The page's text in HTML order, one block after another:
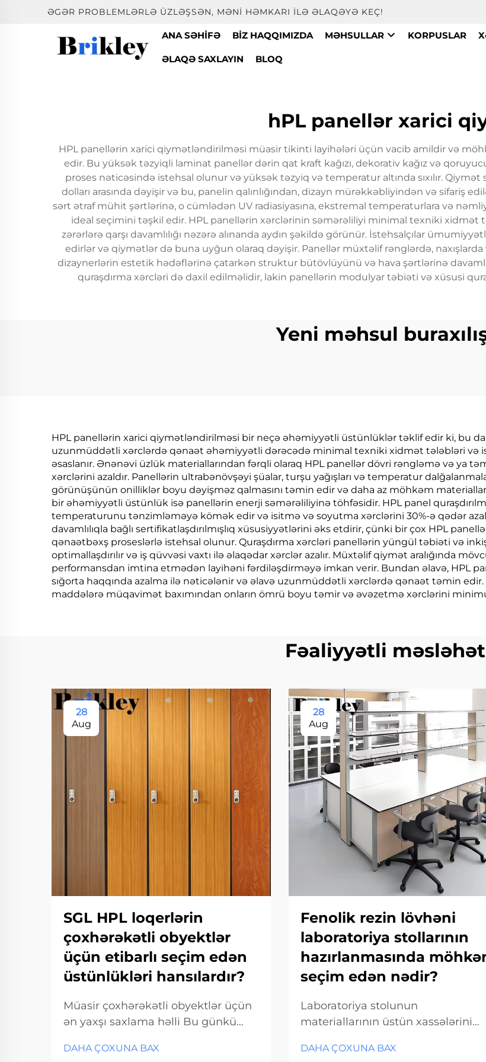
ƏGƏR PROBLEMLƏRLƏ ÜZLƏŞSƏN, MƏNI HƏMKARI ILƏ ƏLAQƏYƏ KEÇ!
ANA SƏHIFƏ BIZ HAQQIMIZDA MƏHSULLAR KORPUSLAR
ƏLAQƏ SAXLAYIN BLOQ
hPL panellər xarici
HPL panellərin xarici qiymətləndirilməsi müasir tikinti layihələri üçün vacib amildir və
edir. Bu yüksək təzyiqli laminat panellər dərin qat kraft kağızı, dekorativ kağız və
proses nəticəsində istehsal olunur və yüksək təzyiq və temperatur altında sıxılır.
dolları arasında dəyişir və bu, panelin qalınlığından, dizayn mürəkkəbliyindən və sifariş
sərt ətraf mühit şərtlərinə, o cümlədən UV radiasiyasına, ekstremal temperaturlara və
ideal seçimini təşkil edir. HPL panellərin xərclərinin səmərəliliyi minimal texniki xidmət
zərərlərə qarşı davamlılığı nəzərə alınanda aydın şəkildə görünür. İstehsalçılar
edirlər və qiymətlər də buna uyğun olaraq dəyişir. Panellər müxtəlif rənglərdə,
dizaynerlərin estetik hədəflərinə çatarkən struktur bütövlüyünü və hava şərtlərinə
quraşdırma xərcləri də daxil edilməlidir, lakin panellərin modulyar təbiəti və xüsusi
Yeni məhsul
HPL panellərin xarici qiymətləndirilməsi bir neçə əhəmiyyətli üstünlüklər təklif edir ki, bu da
uzunmüddətli xərclərdə qənaət əhəmiyyətli dərəcədə minimal texniki xidmət tələbləri və
əsaslanır. Ənənəvi üzlük materiallarından fərqli olaraq HPL panellər dövri rəngləmə və ya
xərclərini azaldır. Panellərin ultrabənövşəyi şüalar, turşu yağışları və temperatur
görünüşünün onilliklər boyu dəyişməz qalmasını təmin edir və daha az möhkəm
bir əhəmiyyətli üstünlük isə panellərin enerji səmərəliliyinə töhfəsidir. HPL panel
temperaturunu tənzimləməyə kömək edir və isitmə və soyutma xərclərini 30%-ə qədər
davamlılıqla bağlı sertifikatlaşdırılmışlıq xüsusiyyətlərini əks etdirir, çünki bir çox HPL
qənaətbəxş proseslərlə istehsal olunur. Quraşdırma xərcləri panellərin yüngül təbiəti və
optimallaşdırılır və iş qüvvəsi vaxtı ilə əlaqədar xərclər azalır. Müxtəlif qiymət aralığında
performansdan imtina etmədən layihəni fərdiləşdirməyə imkan verir. Bundan əlavə, HPL
sığorta haqqında azalma ilə nəticələnir və əlavə uzunmüddətli xərclərdə qənaət təmin
maddələrə müqavimət baxımından onların ömrü boyu təmir və əvəzetmə xərclərini
Fəaliyyətli
28
Aug
SGL HPL loqerlərin
çoxhərəkətli obyektlər
üçün etibarlı seçim edən
üstünlükləri hansılardır?
Müasir çoxhərəkətli obyektlər üçün
ən yaxşı saxlama həlli Bu günkü
intensiv istifadəyə dözüməli, lakin
DAHA ÇOXUNA BAX
28
Aug
Fenolik rezin lövhəni
laboratoriya stollarının
hazırlanmasında
seçim edən nədir?
Laboratoriya stolunun
materiallarının üstün xassələrini
laboratoriyaların təchiz
DAHA ÇOXUNA BAX